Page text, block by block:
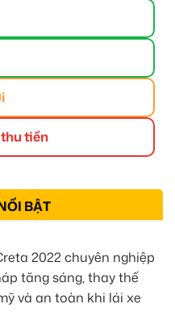
tiền
BẬT
2022 chuyên nghiệp
tăng sáng, thay thế
và an toàn khi lái xe